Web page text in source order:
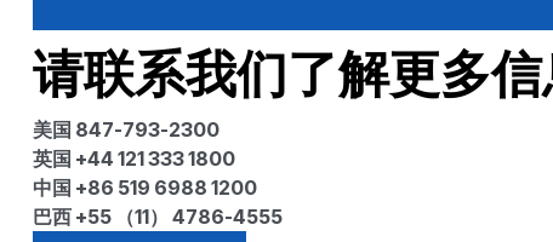
请联系我们了解更多信
美国 847-793-2300
英国 +44 121 333 1800
中国 +86 519 6988 1200
巴西 +55 （11） 4786-4555